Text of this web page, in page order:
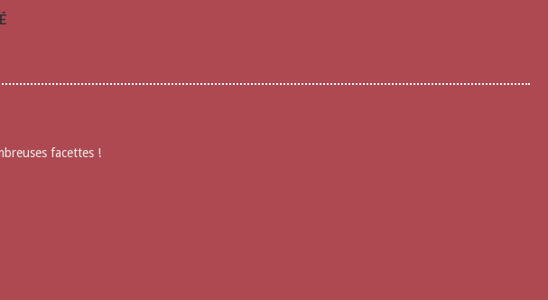
facettes !